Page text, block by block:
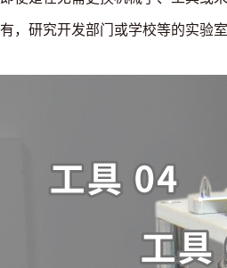
有，研究开发部门或学校等的实验